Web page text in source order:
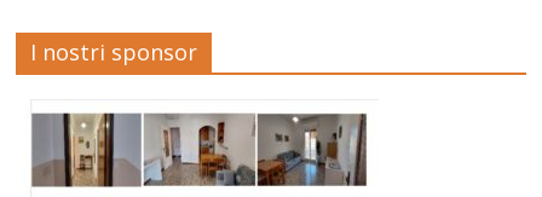
I nostri sponsor